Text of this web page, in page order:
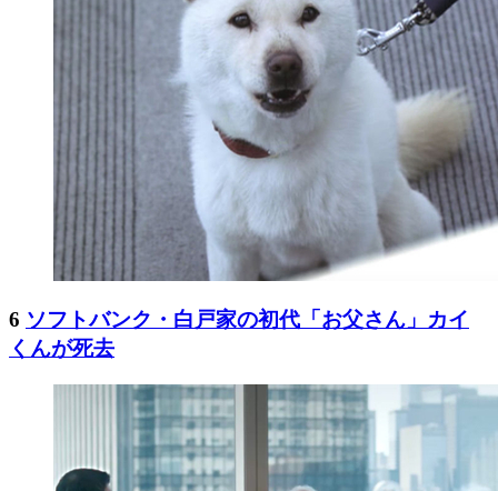
6 ソフトバンク・白戸家の初代「お父さん」カイ
くんが死去